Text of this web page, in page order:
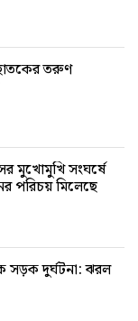
ছাতকের তরুণ
মুখোমুখি সংঘর্ষে
পরিচয় মিলেছে
সড়ক দুর্ঘটনা: ঝরল